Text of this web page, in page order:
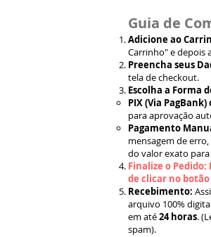
Guia de
Adicione ao
Carrinho" e depois
Preencha seus
tela de checkout.
Escolha a Forma
PIX (Via
para aprovação
Pagamento
mensagem de
do valor exato
Finalize o
de clicar no
Recebimento:
arquivo 100%
em até24 horas.
spam).